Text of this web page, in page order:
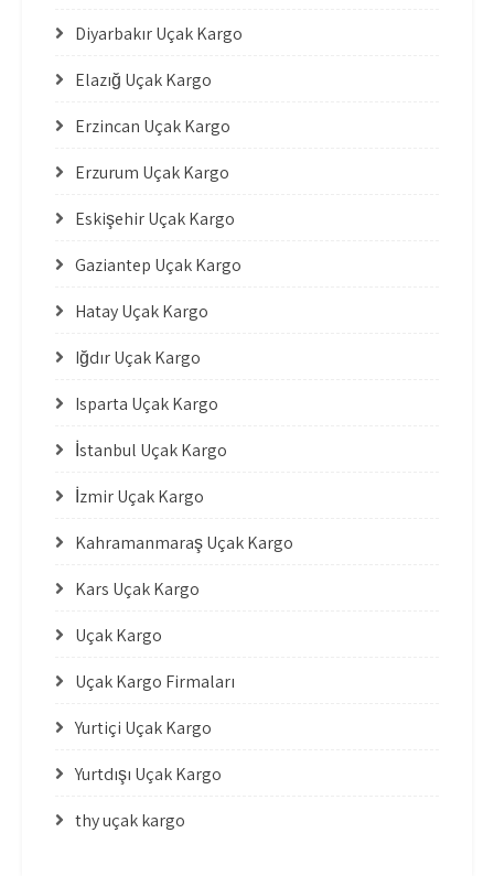
Diyarbakır Uçak Kargo
Elazığ Uçak Kargo
Erzincan Uçak Kargo
Erzurum Uçak Kargo
Eskişehir Uçak Kargo
Gaziantep Uçak Kargo
Hatay Uçak Kargo
Iğdır Uçak Kargo
Isparta Uçak Kargo
İstanbul Uçak Kargo
İzmir Uçak Kargo
Kahramanmaraş Uçak Kargo
Kars Uçak Kargo
Uçak Kargo
Uçak Kargo Firmaları
Yurtiçi Uçak Kargo
Yurtdışı Uçak Kargo
thy uçak kargo